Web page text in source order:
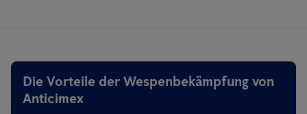
Die Vorteile der Wespenbekämpfung von
Anticimex